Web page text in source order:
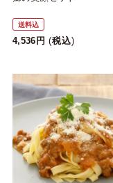
送料込
4,536 税込